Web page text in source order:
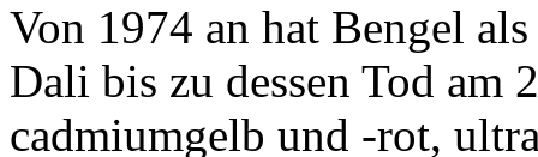
Von 1974 an hat Bengel
Dali bis zu dessen Tod am
cadmiumgelb und -rot,